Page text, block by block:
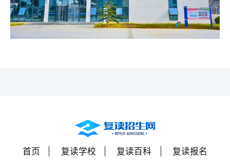
首页 复读学校 复读百科 复读报名